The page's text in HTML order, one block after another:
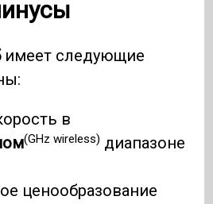
имеет следующие
в
(GHz wireless) диапазоне
ценообразование